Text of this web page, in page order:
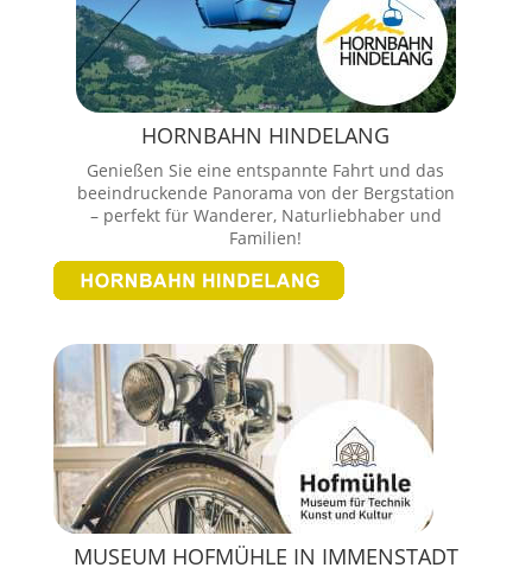
HORNBAHN HINDELANG
Genießen Sie eine entspannte Fahrt und das
beeindruckende Panorama von der Bergstation
– perfekt für Wanderer, Naturliebhaber und
Familien!
MUSEUM HOFMÜHLE IN IMMENSTADT